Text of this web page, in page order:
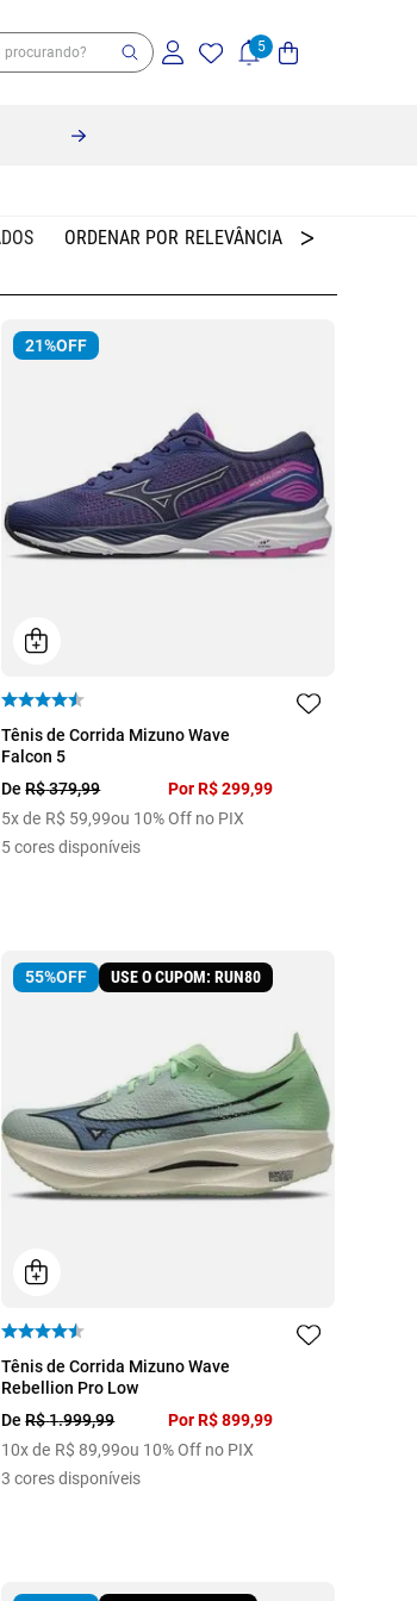
RELEVÂNCIA
21%OFF
34 35 36 37
40
Tênis de Corrida Mizuno Wave
Falcon 5
DeR$379,99 PorR$ 299,99
5x de R$ 59,99ou 10% Off no PIX
5 cores disponíveis
55%OFF USE O CUPOM: RUN80
34 39
Tênis de Corrida Mizuno Wave
Rebellion Pro Low
DeR$1.999,99 PorR$ 899,99
10x de R$ 89,99ou 10% Off no PIX
3 cores disponíveis